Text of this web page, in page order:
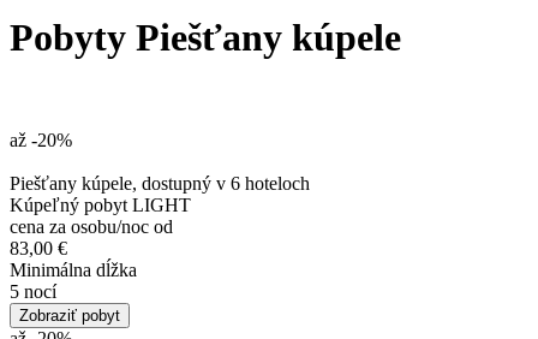
Pobyty Piešťany kúpele
až -20%
Piešťany kúpele, dostupný v 6 hoteloch
Kúpeľný pobyt LIGHT
cena za osobu/noc od
83,00 €
Minimálna dĺžka
5 nocí
Zobraziť pobyt